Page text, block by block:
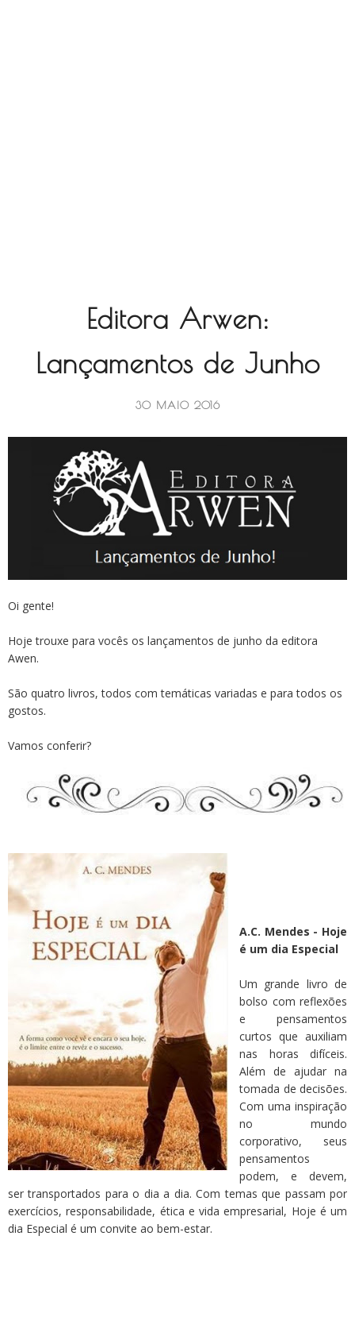
Editora Arwen:
Lançamentos de Junho
30 MAIO 2016
Oi gente!
Hoje trouxe para vocês os lançamentos de junho da editora
Awen.
São quatro livros, todos com temáticas variadas e para todos os
gostos.
Vamos conferir?
A.C. Mendes - Hoje
é um dia Especial
Um grande livro de
bolso com reflexões
e pensamentos
curtos que auxiliam
nas horas difíceis.
Além de ajudar na
tomada de decisões.
Com uma inspiração
no mundo
corporativo, seus
pensamentos
podem, e devem,
ser transportados para o dia a dia. Com temas que passam por
exercícios, responsabilidade, ética e vida empresarial, Hoje é um
dia Especial é um convite ao bem-estar.